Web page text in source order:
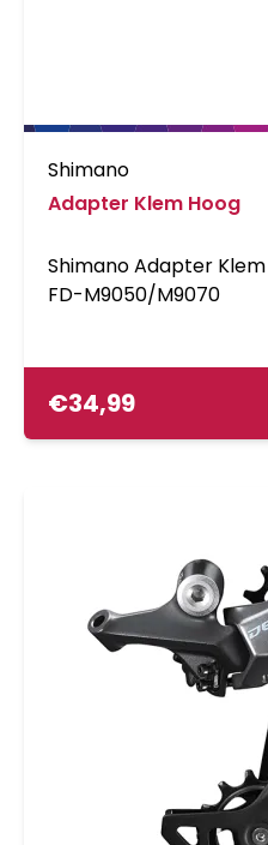
Shimano
Adapter Klem Hoog
Shimano Adapter
FD-M9050/M9070
€34,99